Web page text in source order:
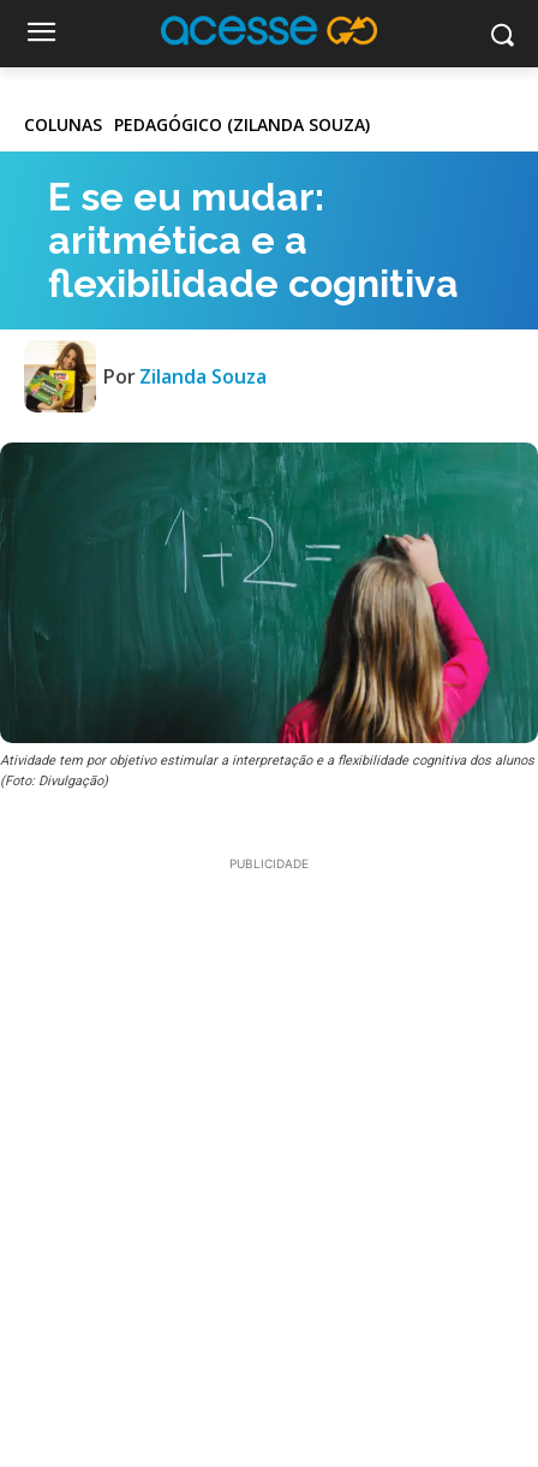
COLUNAS PEDAGÓGICO (ZILANDA SOUZA)
E se eu mudar:
aritmética e a
flexibilidade cognitiva
PorZilanda Souza
Atividade tem por objetivo estimular a interpretação e a flexibilidade cognitiva dos alunos
(Foto: Divulgação)
PUBLICIDADE